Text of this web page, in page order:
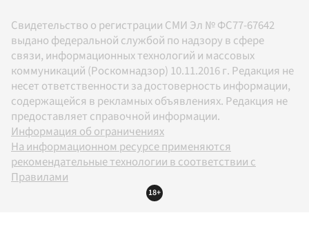
Свидетельство о регистрации СМИ Эл № ФС77-67642
выдано федеральной службой по надзору в сфере
связи, информационных технологий и массовых
коммуникаций (Роскомнадзор) 10.11.2016 г. Редакция не
несет ответственности за достоверность информации,
содержащейся в рекламных объявлениях. Редакция не
предоставляет справочной информации.
Информация об ограничениях
На информационном ресурсе применяются
рекомендательные технологии в соответствии с
Правилами
18+